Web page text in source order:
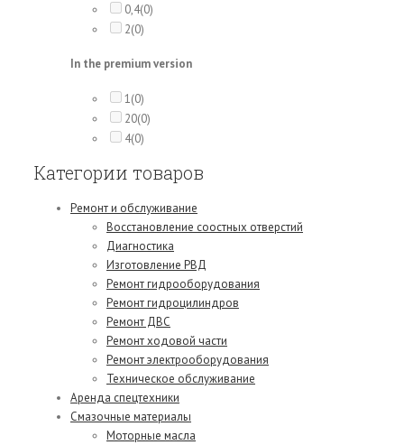
0,4(0)
2(0)
In the premium version
1(0)
20(0)
4(0)
Категории товаров
Ремонт и обслуживание
Восстановление соостных отверстий
Диагностика
Изготовление РВД
Ремонт гидрооборудования
Ремонт гидроцилиндров
Ремонт ДВС
Ремонт ходовой части
Ремонт электрооборудования
Техническое обслуживание
Аренда спецтехники
Смазочные материалы
Моторные масла